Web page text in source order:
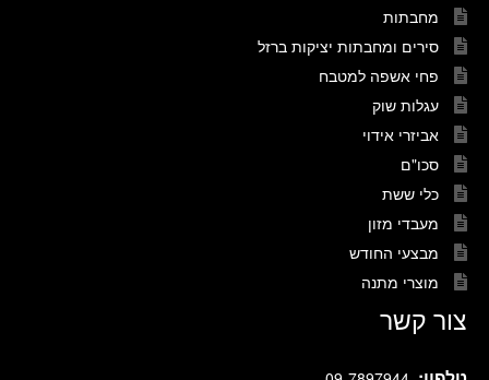
מחבתות
סירים ומחבתות יציקות ברזל
פחי אשפה למטבח
עגלות שוק
אביזרי אידוי
סכו"ם
כלי ששת
מעבדי מזון
מבצעי החודש
מוצרי מתנה
צור קשר